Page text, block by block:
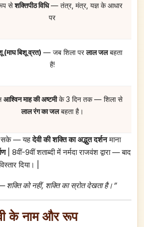
सेशक्तिपीठ विधि— तंत्र, मंत्र, यज्ञ के आधार
पर
(माघ बिशू व्रत)— जब शिला परलाल जलबहता
है!
आश्विन माह की अष्टमीके 3 दिन तक — शिला से
लाल रंग का जलबहता है।
सके — यहदेवी की शक्ति का अद्भुत दर्शनमाना
| 8वीं-9वीं शताब्दी में नर्मदा राजवंश द्वारा — बाद
दिया। |
शक्ति को नहीं, शक्ति का स्रोत देखता है।”
के नाम और रूप